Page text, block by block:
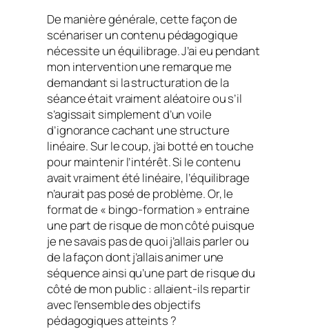
De manière générale, cette façon de
scénariser un contenu pédagogique
nécessite un équilibrage. J’ai eu pendant
mon intervention une remarque me
demandant si la structuration de la
séance était vraiment aléatoire ou s’il
s’agissait simplement d’un voile
d’ignorance cachant une structure
linéaire. Sur le coup, j’ai botté en touche
pour maintenir l’intérêt. Si le contenu
avait vraiment été linéaire, l’équilibrage
n’aurait pas posé de problème. Or, le
format de « bingo-formation » entraine
une part de risque de mon côté puisque
je ne savais pas de quoi j’allais parler ou
de la façon dont j’allais animer une
séquence ainsi qu’une part de risque du
côté de mon public : allaient-ils repartir
avec l’ensemble des objectifs
pédagogiques atteints ?